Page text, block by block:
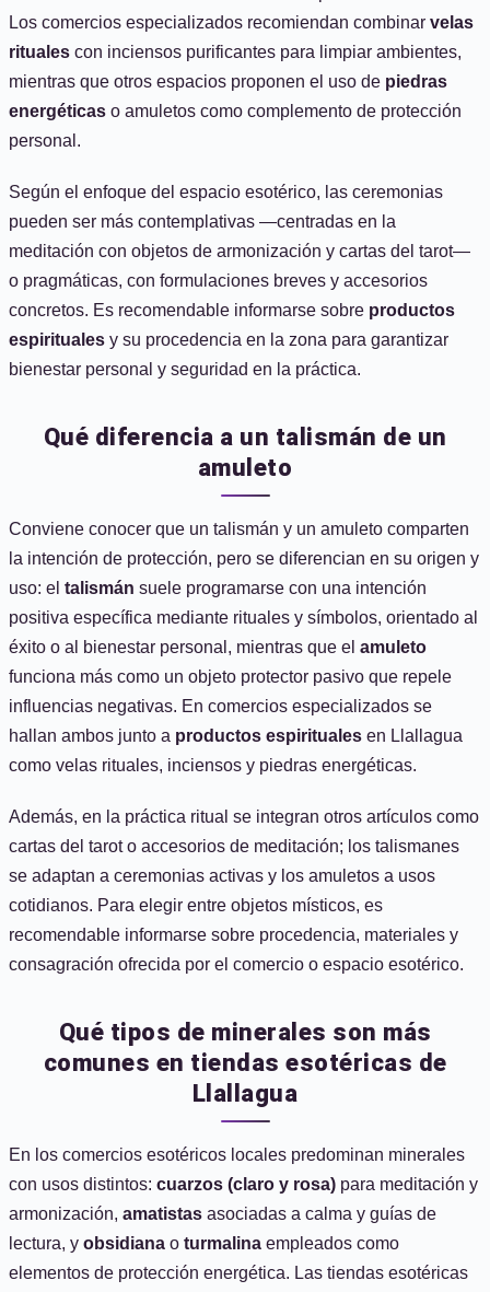
Los comercios especializados recomiendan combinar velas
rituales con inciensos purificantes para limpiar ambientes,
mientras que otros espacios proponen el uso de piedras
energéticas o amuletos como complemento de protección
personal.
Según el enfoque del espacio esotérico, las ceremonias
pueden ser más contemplativas —centradas en la
meditación con objetos de armonización y cartas del tarot—
o pragmáticas, con formulaciones breves y accesorios
concretos. Es recomendable informarse sobre productos
espirituales y su procedencia en la zona para garantizar
bienestar personal y seguridad en la práctica.
Qué diferencia a un talismán de un
amuleto
Conviene conocer que un talismán y un amuleto comparten
la intención de protección, pero se diferencian en su origen y
uso: el talismán suele programarse con una intención
positiva específica mediante rituales y símbolos, orientado al
éxito o al bienestar personal, mientras que el amuleto
funciona más como un objeto protector pasivo que repele
influencias negativas. En comercios especializados se
hallan ambos junto a productos espirituales en Llallagua
como velas rituales, inciensos y piedras energéticas.
Además, en la práctica ritual se integran otros artículos como
cartas del tarot o accesorios de meditación; los talismanes
se adaptan a ceremonias activas y los amuletos a usos
cotidianos. Para elegir entre objetos místicos, es
recomendable informarse sobre procedencia, materiales y
consagración ofrecida por el comercio o espacio esotérico.
Qué tipos de minerales son más
comunes en tiendas esotéricas de
Llallagua
En los comercios esotéricos locales predominan minerales
con usos distintos: cuarzos (claro y rosa) para meditación y
armonización, amatistas asociadas a calma y guías de
lectura, y obsidiana o turmalina empleados como
elementos de protección energética. Las tiendas esotéricas